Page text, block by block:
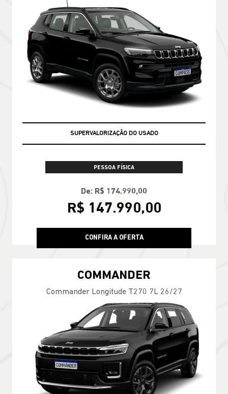
SUPERVALORIZAÇÃO DO USADO
PESSOA FÍSICA
De: R$ 174.990,00
R$ 147.990,00
CONFIRA A OFERTA
COMMANDER
Commander Longitude T270 7L 26/27